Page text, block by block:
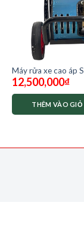
Máy rửa xe cao áp
STA-800P35K
12,500,000₫
THÊM VÀO GIỎ